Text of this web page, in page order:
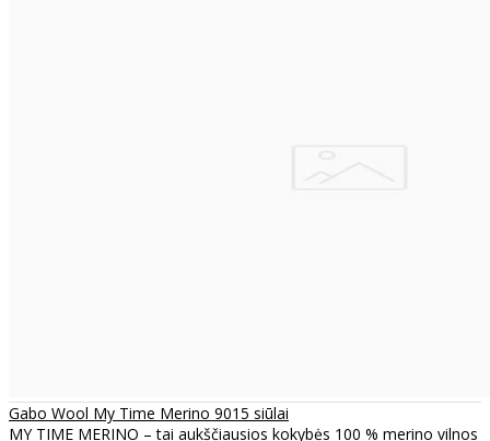
Gabo Wool My Time Merino 9015 siūlai
MY TIME MERINO – tai aukščiausios kokybės 100 % merino vilnos